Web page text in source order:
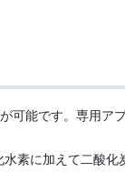
能です。専用ア
素に加えて二酸化